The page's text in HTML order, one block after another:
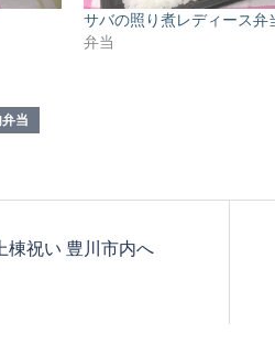
サバの照り煮レディース弁
弁当
当
棟祝い 豊川市内へ